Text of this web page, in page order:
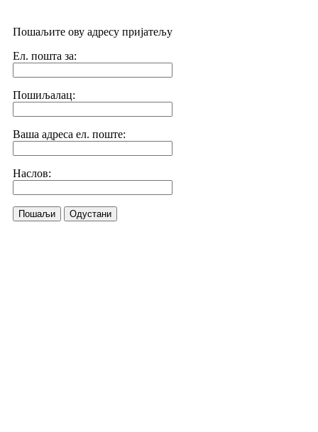
Пошаљите ову адресу пријатељу
Ел. пошта за:
Пошиљалац:
Ваша адреса ел. поште:
Наслов:
Пошаљи Одустани